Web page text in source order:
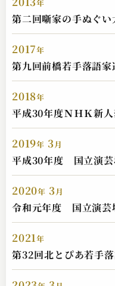
金明竹
2023.06.10 | 16
年
第二回噺家の手ぬぐい
2017年
第九回前橋若手落語
2018年
平成30年度ＮＨＫ新
2019年 3月
平成30年度 国立演芸
2020年 3月
令和元年度 国立演芸
2021年
第32回北とぴあ若手